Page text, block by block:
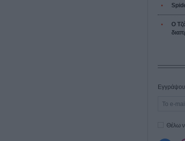
Ο
Θέλω